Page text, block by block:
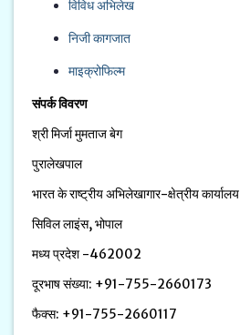
विविध अभिलेख
निजी कागजात
माइक्रोफिल्म
संपर्क विवरण
श्री मिर्जा मुमताज बेग
पुरालेखपाल
भारत के राष्ट्रीय अभिलेखागार-क्षेत्रीय कार्यालय
सिविल लाइंस, भोपाल
मध्य प्रदेश -462002
दूरभाष संख्या: +91-755-2660173
फैक्स: +91-755-2660117